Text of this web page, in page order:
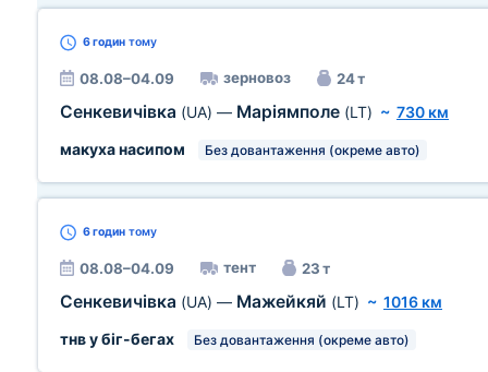
6 годин тому
08.08–04.09 зерновоз 24 т
Сенкевичівка (UA) — Маріямполе (LT) ~ 730 км
макуха насипом
Без довантаження (окреме авто)
6 годин тому
08.08–04.09 тент 23 т
Сенкевичівка (UA) — Мажейкяй (LT) ~ 1016 км
тнв у біг-бегах
Без довантаження (окреме авто)